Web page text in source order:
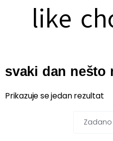
like
svaki dan nešto
Prikazuje se jedan rezultat